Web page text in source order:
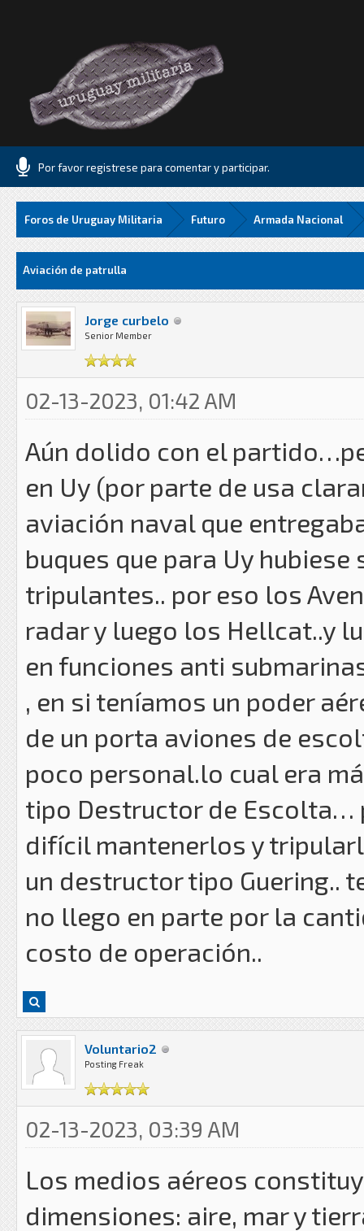
Por favor registrese para comentar y participar.
Foros de Uruguay Militaria Futuro Armada Nacional
MediaAviación de patrulla
Jorge curbelo
Senior Member
02-13-2023, 01:42 AM
Aún dolido con el
en Uy (por parte de usa
aviación naval que
buques que para Uy
tripulantes.. por eso los
radar y luego los Hellcat..y
en funciones anti
, en si teníamos un poder
de un porta aviones de
poco personal.lo cual era
tipo Destructor de Escolta…
difícil mantenerlos y
un destructor tipo Guering..
no llego en parte por la
costo de operación..
Voluntario2
Posting Freak
02-13-2023, 03:39 AM
Los medios aéreos
dimensiones: aire, mar y